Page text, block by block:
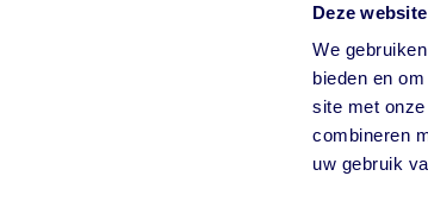
Deze
We
bieden en
site met
combineren
uw gebruik